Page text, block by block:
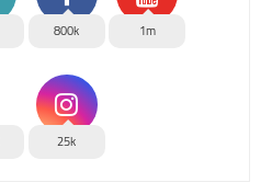
1m
800k
25k